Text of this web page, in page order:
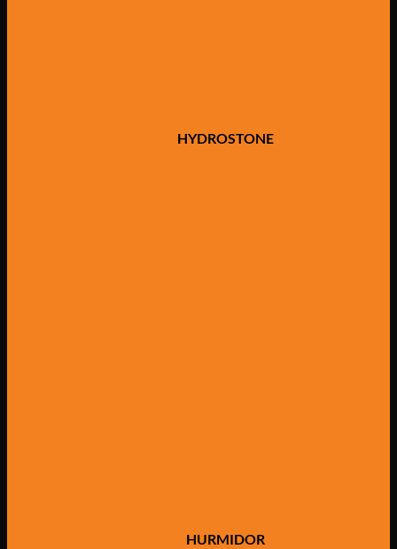
HYDROSTONE
HURMIDOR